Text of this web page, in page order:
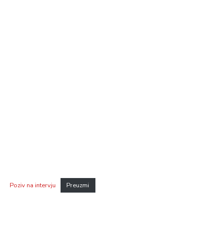
Poziv na intervju Preuzmi